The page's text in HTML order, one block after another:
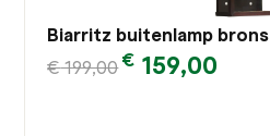
Biarritz buitenlamp brons
€199,00€ 159,00